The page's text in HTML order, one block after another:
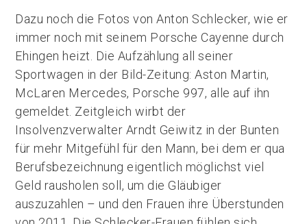
Dazu noch die Fotos von Anton Schlecker, wie er
immer noch mit seinem Porsche Cayenne durch
Ehingen heizt. Die Aufzählung all seiner
Sportwagen in der Bild-Zeitung: Aston Martin,
McLaren Mercedes, Porsche 997, alle auf ihn
gemeldet. Zeitgleich wirbt der
Insolvenzverwalter Arndt Geiwitz in der Bunten
für mehr Mitgefühl für den Mann, bei dem er qua
Berufsbezeichnung eigentlich möglichst viel
Geld rausholen soll, um die Gläubiger
auszuzahlen – und den Frauen ihre Überstunden